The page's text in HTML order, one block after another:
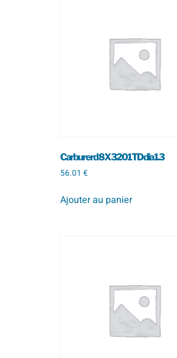
Carbure rd 8 X 320 1 TD dia 1.3
56.01 €
Ajouter au panier